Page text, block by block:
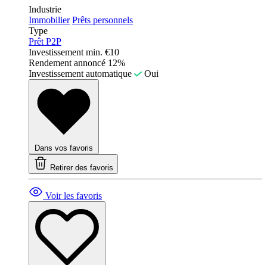
Industrie
Immobilier Prêts personnels
Type
Prêt P2P
Investissement min. €10
Rendement annoncé 12%
Investissement automatique
Oui
Dans vos favoris
Retirer des favoris
Voir les favoris